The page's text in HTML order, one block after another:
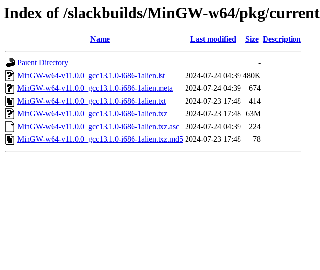
Index of /slackbuilds/MinGW-w64/pkg/current
Name Last modified Size Description
Parent Directory
-
MinGW-w64-v11.0.0_gcc13.1.0-i686-1alien.lst
2024-07-24 04:39 480K
MinGW-w64-v11.0.0_gcc13.1.0-i686-1alien.meta
2024-07-24 04:39
674
MinGW-w64-v11.0.0_gcc13.1.0-i686-1alien.txt
2024-07-23 17:48
414
MinGW-w64-v11.0.0_gcc13.1.0-i686-1alien.txz
2024-07-23 17:48 63M
MinGW-w64-v11.0.0_gcc13.1.0-i686-1alien.txz.asc
2024-07-24 04:39
224
MinGW-w64-v11.0.0_gcc13.1.0-i686-1alien.txz.md5 2024-07-23 17:48 78